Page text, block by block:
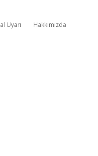
Uyarı Hakkımızda